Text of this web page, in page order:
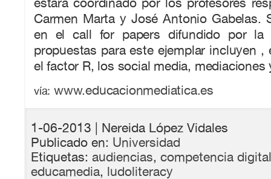
Carmen Marta y José Antonio Gabelas.
en el call for papers difundido por la
propuestas para este ejemplar incluyen ,
el factor R, los social media, mediaciones
vía: www.educacionmediatica.es
1-06-2013 | Nereida López Vidales
Publicado en: Universidad
Etiquetas: audiencias, competencia digital
educamedia, ludoliteracy